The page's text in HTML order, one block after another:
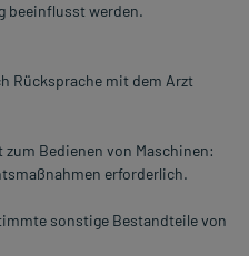
beeinflusst werden.
Rücksprache mit dem Arzt
Bedienen von Maschinen:
erforderlich.
sonstige Bestandteile von